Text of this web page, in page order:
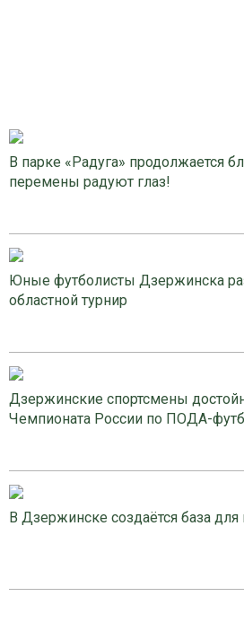
В парке «Радуга» продолжается
перемены радуют глаз!
Юные футболисты Дзержинска
областной турнир
Дзержинские спортсмены
Чемпионата России по ПОДА-
В Дзержинске создаётся база